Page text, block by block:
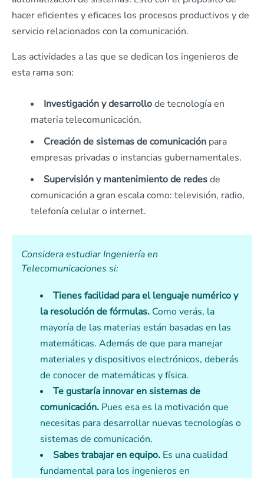
hacer eficientes y eficaces los procesos productivos y de
servicio relacionados con la comunicación.
Las actividades a las que se dedican los ingenieros de
esta rama son:
Investigación y desarrollode tecnología en
materia telecomunicación.
Creación de sistemas de comunicación para
empresas privadas o instancias gubernamentales.
Supervisión y mantenimiento de redesde
comunicación a gran escala como: televisión, radio,
telefonía celular o internet.
Considera estudiar Ingeniería en
Telecomunicaciones si:
Tienes facilidad para el lenguaje numérico y
la resolución de fórmulas. Como verás, la
mayoría de las materias están basadas en las
matemáticas. Además de que para manejar
materiales y dispositivos electrónicos, deberás
de conocer de matemáticas y física.
Te gustaría innovar en sistemas de
comunicación. Pues esa es la motivación que
necesitas para desarrollar nuevas tecnologías o
sistemas de comunicación.
Sabes trabajar en equipo. Es una cualidad
fundamental para los ingenieros en